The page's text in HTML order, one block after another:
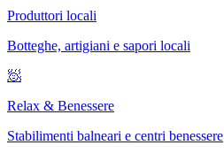
Produttori locali
Botteghe, artigiani e sapori locali
🧖
Relax & Benessere
Stabilimenti balneari e centri benessere